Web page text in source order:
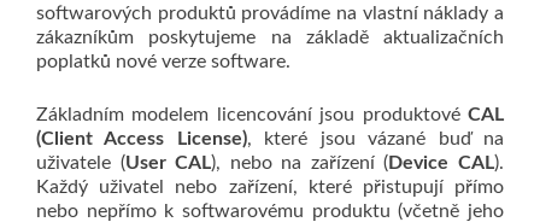
softwarových produktů provádíme na vlastní náklady a
zákazníkům poskytujeme na základě aktualizačních
poplatků nové verze software.
Základním modelem licencování jsou produktové CAL
(Client Access License), které jsou vázané buď na
uživatele (User CAL), nebo na zařízení (Device CAL).
Každý uživatel nebo zařízení, které přistupují přímo
nebo nepřímo k softwarovému produktu (včetně jeho